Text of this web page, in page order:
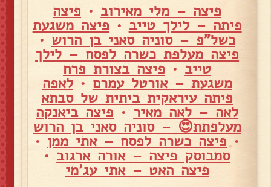
פיצה – מלי מאירוב • פיצה
פיתה – לילך טייב • פיצה משגעת
כשל"פ – סוניה סאני בן הרוש •
פיצה מעלפת כשרה לפסח – לילך
טייב • פיצה בצורת פרח
משגעת – אורטל עמרם •לאפה
פיתה עיראקית ביתית של סבתא
לאה – לאה מאיר• פיצה ביאנקה
מעלפתת😍 – סוניה סאני בן הרוש
•פיצה כשרה לפסח – אתי ממן •
סמבוסק פיצה – אורה ארגוב•
פיצה האט – אתי עג'מי